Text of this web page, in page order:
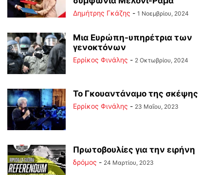
Δημήτρης Γκάζης - 1 Νοεμβρίου, 2024
Μια Ευρώπη-υπηρέτρια των
γενοκτόνων
Ερρίκος Φινάλης - 2 Οκτωβρίου, 2024
Το Γκουαντάναμο της σκέψης
Ερρίκος Φινάλης - 23 Μαΐου, 2023
Πρωτοβουλίες για την ειρήνη
δρόμος - 24 Μαρτίου, 2023